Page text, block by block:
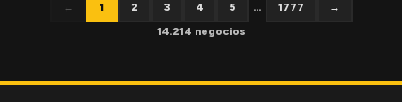
← 1 2 3 4 5 ... 1777
→
14.214 negocios